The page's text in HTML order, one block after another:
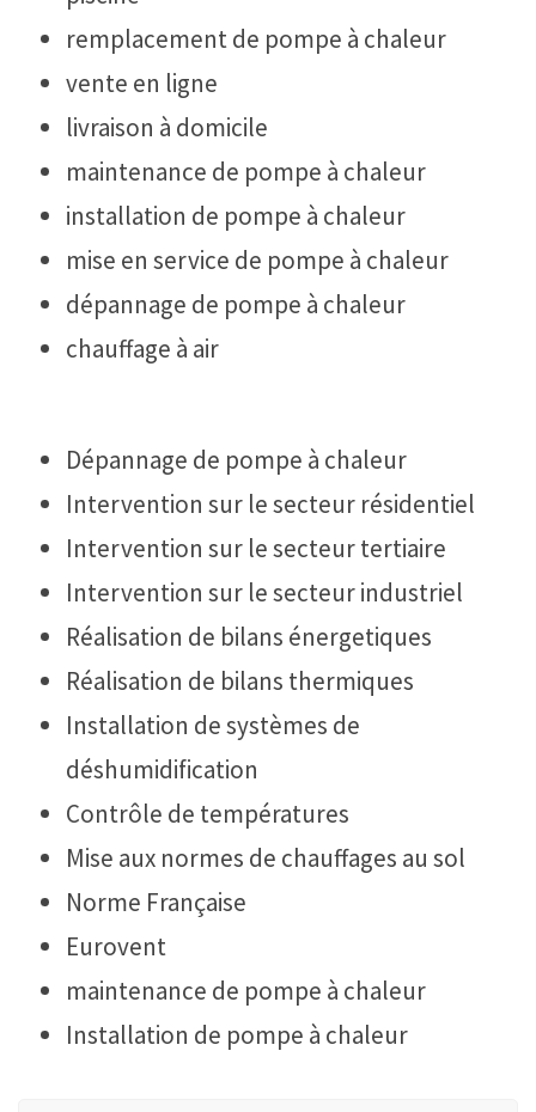
remplacement de pompe à chaleur
vente en ligne
livraison à domicile
maintenance de pompe à chaleur
installation de pompe à chaleur
mise en service de pompe à chaleur
dépannage de pompe à chaleur
chauffage à air
Dépannage de pompe à chaleur
Intervention sur le secteur résidentiel
Intervention sur le secteur tertiaire
Intervention sur le secteur industriel
Réalisation de bilans énergetiques
Réalisation de bilans thermiques
Installation de systèmes de
déshumidification
Contrôle de températures
Mise aux normes de chauffages au sol
Norme Française
Eurovent
maintenance de pompe à chaleur
Installation de pompe à chaleur